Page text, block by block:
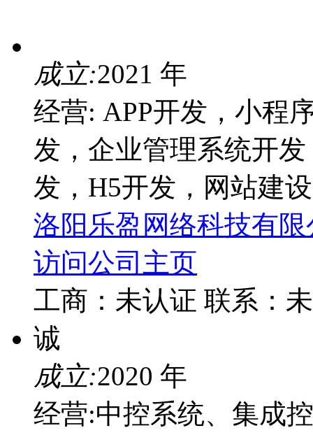
成立:2021 年
经营: APP开发，小程
发，企业管理系统开
发，H5开发，网站建
洛阳乐盈网络科技有限
访问公司主页
工商： 未认证 联系：
诚
成立:2020 年
经营:中控系统、集成